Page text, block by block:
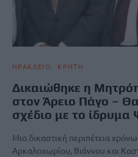
ΗΡΑΚΛΕΙΟ ΚΡΗΤΗ
Δικαιώθηκε η
στον Άρειο Πάγο –
σχέδιο με το ίδρυμα
Μια δικαστική περιπέτεια
Αρκαλοχωρίου, Βιάννου και